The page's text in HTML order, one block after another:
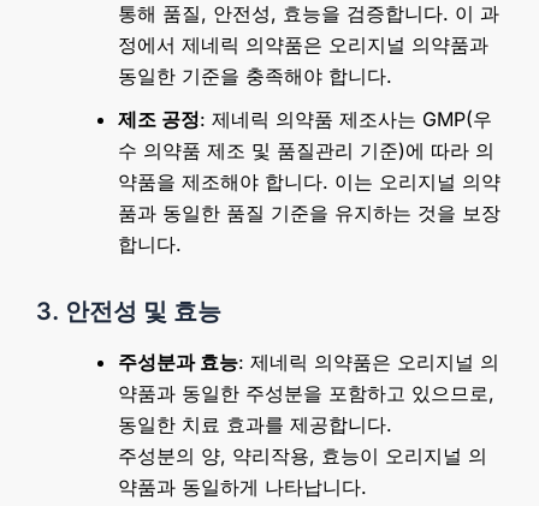
통해 품질, 안전성, 효능을 검증합니다. 이 과
정에서 제네릭 의약품은 오리지널 의약품과
동일한 기준을 충족해야 합니다.
제조 공정: 제네릭 의약품 제조사는 GMP(우
수 의약품 제조 및 품질관리 기준)에 따라 의
약품을 제조해야 합니다. 이는 오리지널 의약
품과 동일한 품질 기준을 유지하는 것을 보장
합니다.
3. 안전성 및 효능
주성분과 효능: 제네릭 의약품은 오리지널 의
약품과 동일한 주성분을 포함하고 있으므로,
동일한 치료 효과를 제공합니다.
주성분의 양, 약리작용, 효능이 오리지널 의
약품과 동일하게 나타납니다.